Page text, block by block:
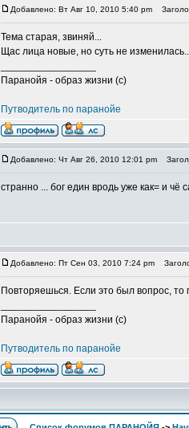
Добавлено: Вт Авг 10, 2010 5:40 pm
Тема старая, звиняй...
Щас лица новые, но суть не
Паранойя - образ жизни (с)
Путводитель по паранойе
Добавлено: Чт Авг 26, 2010 12:01 pm
странно ... бог един вродь уже как= и
Добавлено: Пт Сен 03, 2010 7:24 pm
Повторяешься. Если это был вопрос,
Паранойя - образ жизни (с)
Путводитель по паранойе